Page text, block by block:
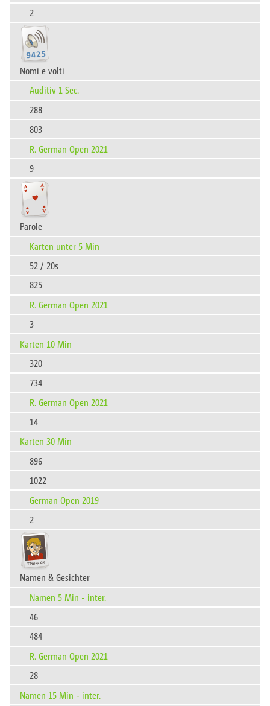
2
Nomi e volti
Auditiv 1 Sec.
288
803
R. German Open 2021
9
Parole
Karten unter 5 Min
52 / 20s
825
R. German Open 2021
3
Karten 10 Min
320
734
R. German Open 2021
14
Karten 30 Min
896
1022
German Open 2019
2
Namen & Gesichter
Namen 5 Min - inter.
46
484
R. German Open 2021
28
Namen 15 Min - inter.